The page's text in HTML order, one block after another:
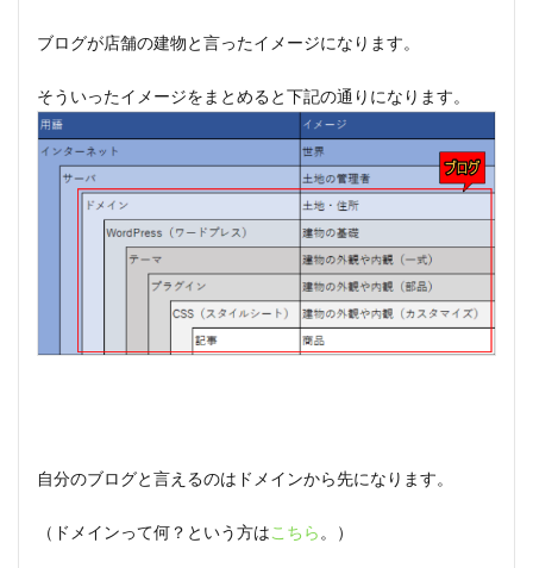
ブログが店舗の建物と言ったイメージになります。
そういったイメージをまとめると下記の通りになります。
自分のブログと言えるのはドメインから先になります。
（ドメインって何？という方はこちら 。）